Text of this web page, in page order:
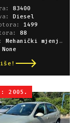
83400
Diesel
1499
88
Mehanički mjenjač
None
2005.